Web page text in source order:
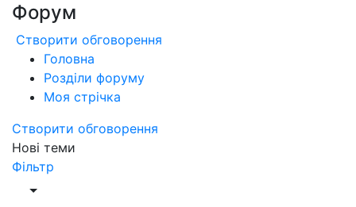
Форум
Створити обговорення
Головна
Розділи форуму
Моя стрічка
Створити обговорення
Нові теми
Фільтр